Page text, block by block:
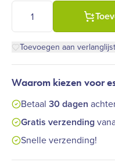
Farfallae - Kamille
Toevoegen aan
Waarom kiezen voor
Betaal 30 dagen
Gratis verzending
Snelle verzending!